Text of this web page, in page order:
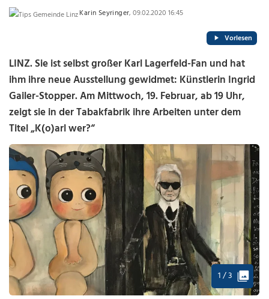
Karin Seyringer, 09.02.2020 16:45
Vorlesen
LINZ. Sie ist selbst großer Karl Lagerfeld-Fan und hat
ihm ihre neue Ausstellung gewidmet: Künstlerin Ingrid
Gailer-Stopper. Am Mittwoch, 19. Februar, ab 19 Uhr,
zeigt sie in der Tabakfabrik ihre Arbeiten unter dem
Titel „K(o)arl wer?“
1 / 3